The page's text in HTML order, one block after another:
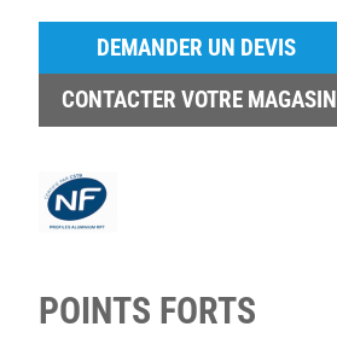
DEMANDER UN DEVIS
CONTACTER VOTRE MAGASIN
POINTS FORTS